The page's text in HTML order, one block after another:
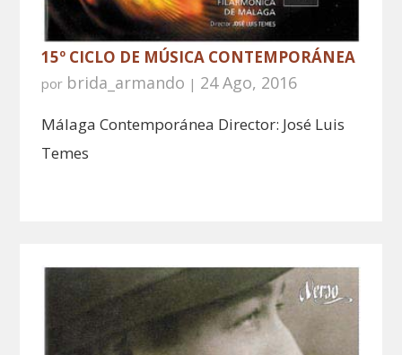
15º CICLO DE MÚSICA CONTEMPORÁNEA
por brida_armando | 24 Ago, 2016
Málaga Contemporánea Director: José Luis
Temes